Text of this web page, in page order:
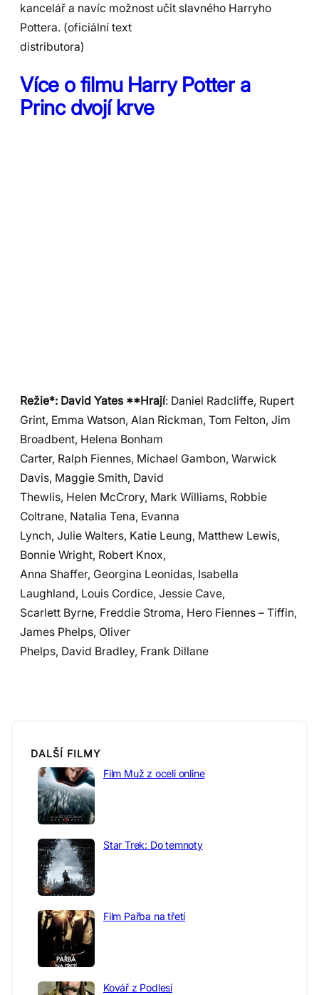
kancelář a navíc možnost učit slavného Harryho
Pottera. (oficiální text
distributora)
Více o filmu Harry Potter a
Princ dvojí krve
Režie*: David Yates **Hrají: Daniel Radcliffe, Rupert
Grint, Emma Watson, Alan Rickman, Tom Felton, Jim
Broadbent, Helena Bonham
Carter, Ralph Fiennes, Michael Gambon, Warwick
Davis, Maggie Smith, David
Thewlis, Helen McCrory, Mark Williams, Robbie
Coltrane, Natalia Tena, Evanna
Lynch, Julie Walters, Katie Leung, Matthew Lewis,
Bonnie Wright, Robert Knox,
Anna Shaffer, Georgina Leonidas, Isabella
Laughland, Louis Cordice, Jessie Cave,
Scarlett Byrne, Freddie Stroma, Hero Fiennes – Tiffin,
James Phelps, Oliver
Phelps, David Bradley, Frank Dillane
DALŠÍ FILMY
Film Muž z oceli online
Star Trek: Do temnoty
Film Pařba na třetí
Kovář z Podlesí